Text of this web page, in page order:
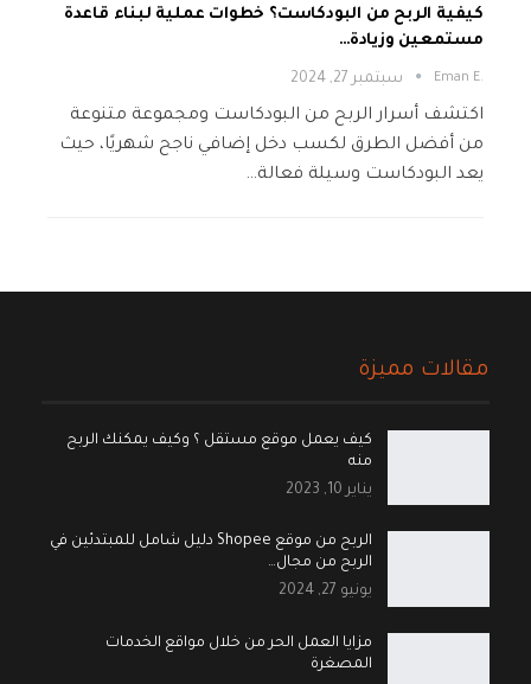
كيفية الربح من البودكاست؟ خطوات عملية لبناء قاعدة
مستمعين وزيادة…
.Eman E سبتمبر 27, 2024
اكتشف أسرار الربح من البودكاست ومجموعة متنوعة
من أفضل الطرق لكسب دخل إضافي ناجح شهريًا، حيث
يعد البودكاست وسيلة فعالة…
مقالات مميزة
كيف يعمل موقع مستقل ؟ وكيف يمكنك الربح
منه
يناير 10, 2023
الربح من موقع Shopee دليل شامل للمبتدئين في
الربح من مجال…
يونيو 27, 2024
مزايا العمل الحر من خلال مواقع الخدمات
المصغرة